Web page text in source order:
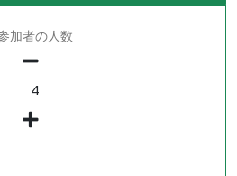
加者の人数